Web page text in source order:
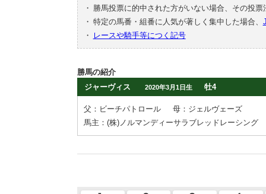
・
勝馬投票に的中された方がいない場合、その投
・ 特定の馬番・組番に人気が著しく集中した場合、
・
レースや騎手等につく記号
勝馬の紹介
ジャーヴィス
2020年3月1日生 牡4
父：ビーチパトロール
母：ジェルヴェーズ
馬主：(株)ノルマンディーサラブレッドレーシング